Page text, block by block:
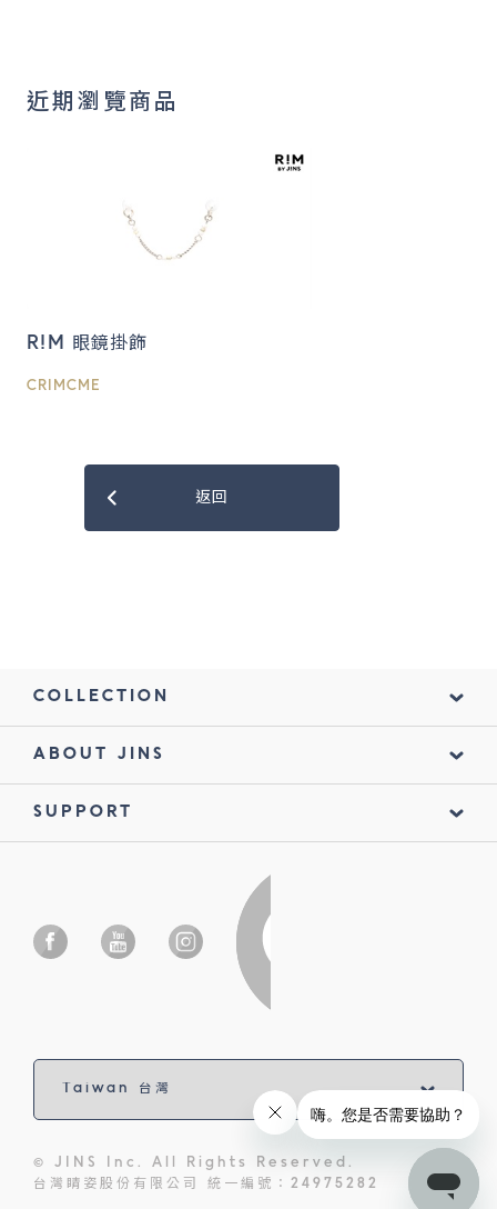
近期瀏覽商品
R!M 眼鏡掛飾
CRIMCME
返回
COLLECTION
ABOUT JINS
SUPPORT
© JINS Inc. All Rights Reserved.
台灣睛姿股份有限公司 統一編號：24975282